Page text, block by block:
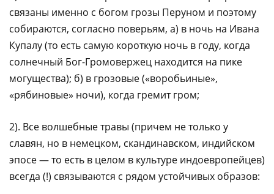
связаны именно с богом грозы Перуном и поэтому
собираются, согласно поверьям, а) в ночь на Ивана
Купалу (то есть самую короткую ночь в году, когда
солнечный Бог-Громовержец находится на пике
могущества); б) в грозовые («воробьиные»,
«рябиновые» ночи), когда гремит гром;
2). Все волшебные травы (причем не только у
славян, но в немецком, скандинавском, индийском
эпосе — то есть в целом в культуре индоевропейцев)
всегда (!) связываются с рядом устойчивых образов: